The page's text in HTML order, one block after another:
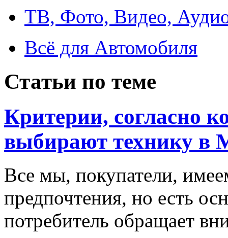
ТВ, Фото, Видео,
Всё для Автомобиля
Статьи по теме
Критерии, согласно
выбирают технику в
Все мы, покупатели,
предпочтения, но есть
потребитель обращает